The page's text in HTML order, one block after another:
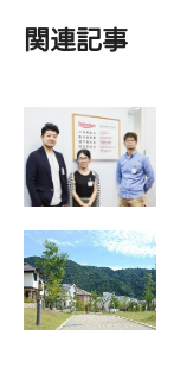
関連記事